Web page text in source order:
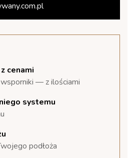
cenami
— z ilościami
systemu
podłoża